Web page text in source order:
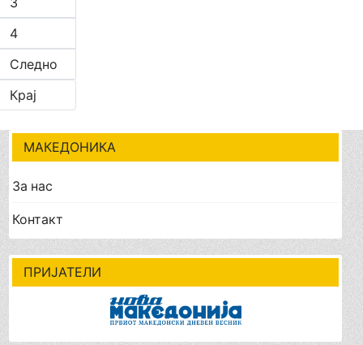
4
Следно
Крај
МАКЕДОНИКА
За нас
Контакт
ПРИЈАТЕЛИ